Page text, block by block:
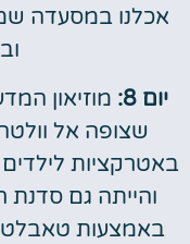
אכלנו במסעדה
יום 8:
שצופה אל
באטרקציות
והייתה גם
באמצעות טאבלט